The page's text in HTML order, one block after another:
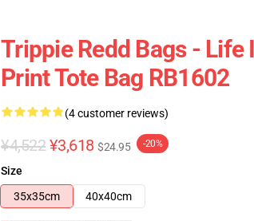
Trippie Redd Bags - Life
Print Tote Bag RB1602
(4 customer reviews)
¥4,522 ¥3,618 $24.95 -20%
Size
35x35cm
40x40cm